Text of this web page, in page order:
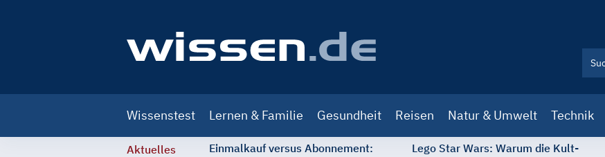
navigation
Wissenstest Lernen & Familie Gesundheit Reisen Natur & Umwelt Technik
Aktuelles
Einmalkauf versus Abonnement:
Lego Star Wars: Warum die Kult-